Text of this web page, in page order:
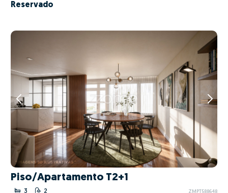
Reservado
Piso/Apartamento T2+1
3 2 ZMPT588648